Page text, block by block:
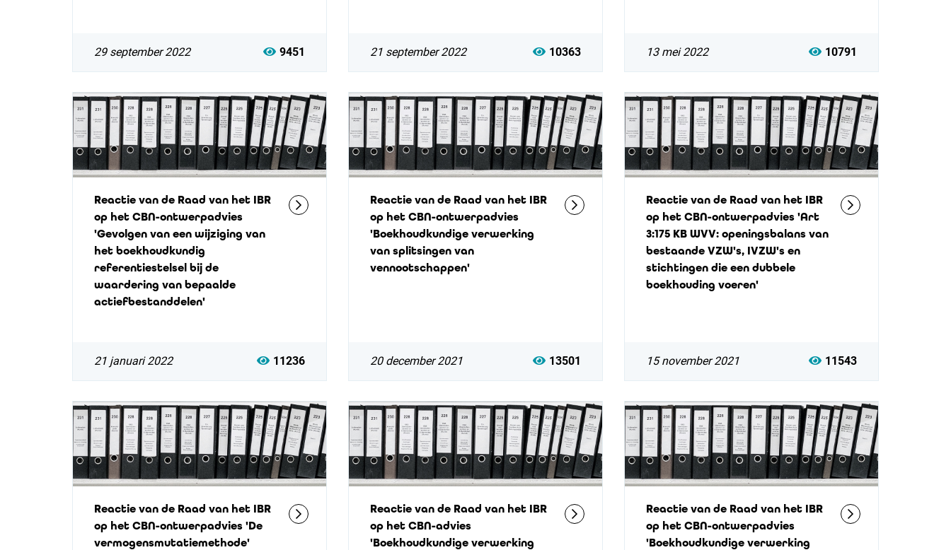
29 september 2022 9451 21 september 2022 10363 13 mei 2022 10791
Reactie van de Raad van het IBR
op het CBN-ontwerpadvies
'Gevolgen van een wijziging van
het boekhoudkundig
referentiestelsel bij de
waardering van bepaalde
actiefbestanddelen'
21 januari 2022 11236
Reactie van de Raad van het IBR
op het CBN-ontwerpadvies
'Boekhoudkundige verwerking
van splitsingen van
vennootschappen'
20 december 2021 13501
Reactie van de Raad van het IBR
op het CBN-ontwerpadvies 'Art
3:175 KB WVV: openingsbalans van
bestaande VZW's, IVZW's en
stichtingen die een dubbele
boekhouding voeren'
15 november 2021 11543
Reactie van de Raad van het IBR
op het CBN-ontwerpadvies 'De
vermogensmutatiemethode'
Reactie van de Raad van het IBR
op het CBN-advies
'Boekhoudkundige verwerking
Reactie van de Raad van het IBR
op het CBN-ontwerpadvies
'Boekhoudkundige verwerking